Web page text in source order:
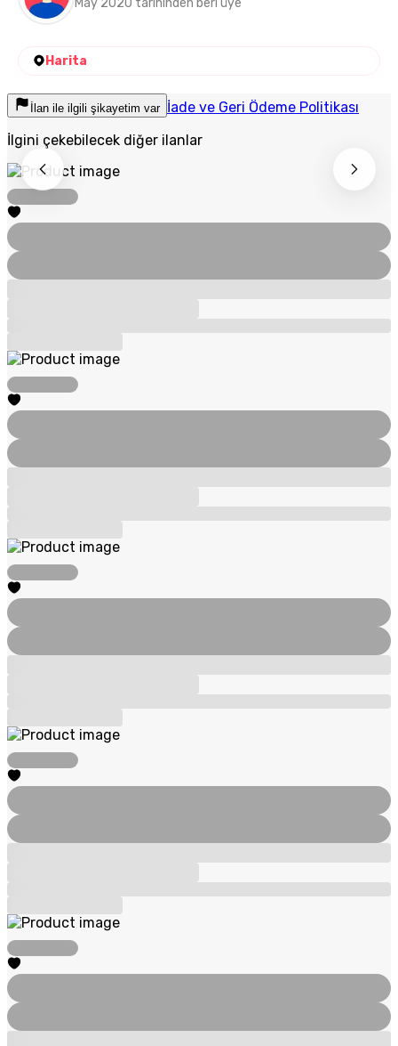
May 2020 tarihinden beri üye
Harita
İlan ile ilgili şikayetim var İade ve Geri Ödeme Politikası
İlgini çekebilecek diğer ilanlar